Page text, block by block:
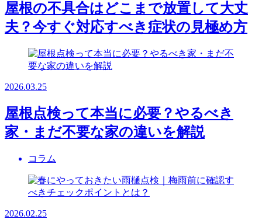
屋根の不具合はどこまで放置して大丈
夫？今すぐ対応すべき症状の見極め方
2026.03.25
屋根点検って本当に必要？やるべき
家・まだ不要な家の違いを解説
コラム
2026.02.25